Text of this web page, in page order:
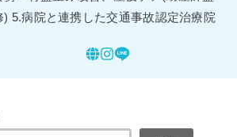
) 5.病院と連携した交通事故認定治療院